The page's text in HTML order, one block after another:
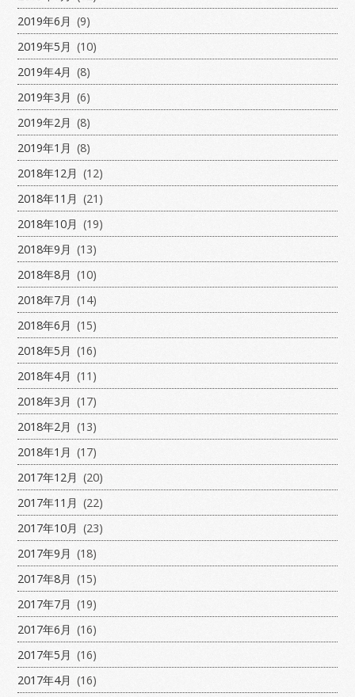
2019年6月 (9)
2019年5月 (10)
2019年4月 (8)
2019年3月 (6)
2019年2月 (8)
2019年1月 (8)
2018年12月 (12)
2018年11月 (21)
2018年10月 (19)
2018年9月 (13)
2018年8月 (10)
2018年7月 (14)
2018年6月 (15)
2018年5月 (16)
2018年4月 (11)
2018年3月 (17)
2018年2月 (13)
2018年1月 (17)
2017年12月 (20)
2017年11月 (22)
2017年10月 (23)
2017年9月 (18)
2017年8月 (15)
2017年7月 (19)
2017年6月 (16)
2017年5月 (16)
2017年4月 (16)